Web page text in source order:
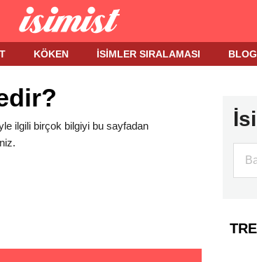
KÖKEN İSIMLER SIRALAMASI BLOG
ilgili birçok bilgiyi bu sayfadan